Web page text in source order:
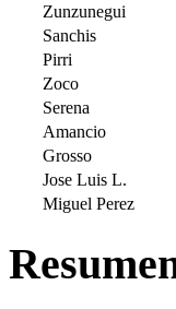
Zunzunegui
Sanchis
Pirri
Zoco
Serena
Amancio
Grosso
Jose Luis L.
Miguel Perez